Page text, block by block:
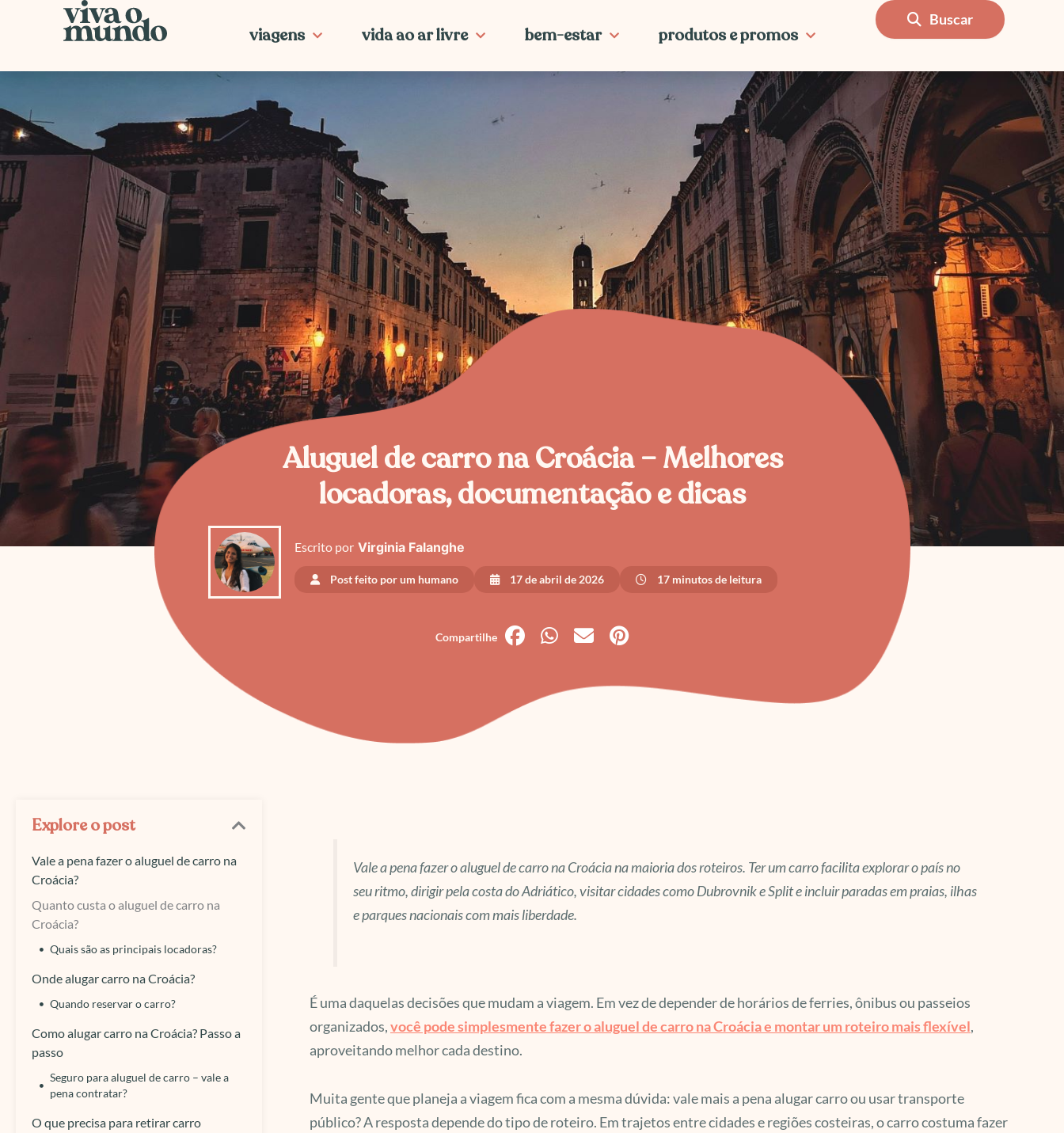
conteúdo
viagens vida ao ar livre bem-estar produtos e promos
Buscar
Aluguel de carro na Croácia – Melhores
locadoras, documentação e dicas
Escrito por Virginia Falanghe
Post feito por um humano 17 de abril de 2026 17 minutos de leitura
Explore o post
Vale a pena fazer o aluguel de carro na
Croácia?
Quanto custa o aluguel de carro na
Croácia?
Quais são as principais locadoras?
Onde alugar carro na Croácia?
Quando reservar o carro?
Como alugar carro na Croácia? Passo a
passo
Seguro para aluguel de carro – vale a
pena contratar?
O que precisa para retirar carro
Vale a pena fazer o aluguel de carro na Croácia na maioria dos roteiros. Ter um carro facilita explorar o país no
seu ritmo, dirigir pela costa do Adriático, visitar cidades como Dubrovnik e Split e incluir paradas em praias, ilhas
e parques nacionais com mais liberdade.
É uma daquelas decisões que mudam a viagem. Em vez de depender de horários de ferries, ônibus ou passeios
organizados,você pode simplesmente fazer o aluguel de carro na Croácia e montar um roteiro mais flexível,
aproveitando melhor cada destino.
Muita gente que planeja a viagem fica com a mesma dúvida: vale mais a pena alugar carro ou usar transporte
público? A resposta depende do tipo de roteiro. Em trajetos entre cidades e regiões costeiras, o carro costuma fazer